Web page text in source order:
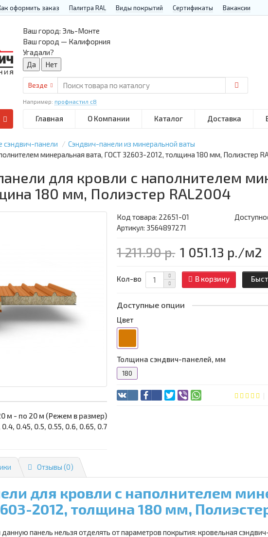
оформить заказ Палитра RAL Виды покрытий Сертификаты Вакансии
Ваш город: Эль-Монте
Ваш город — Калифорния
Угадали?
Везде
Например: профнастил с8
Главная О Компании Каталог Доставка
сэндвич-панели
Сэндвич-панели из минеральной ваты
минеральная вата, ГОСТ 32603-2012, толщина 180 мм, Полиэстер
для кровли с наполнителем
180 мм, Полиэстер RAL2004
м - по 20 м (Режем в размер)
0.45, 0.5, 0.55, 0.6, 0.65, 0.7
Код товара: 22651-01
Артикул: 3564897271
1 211.90 р. 1 051.13 р./м2
Кол-во В корзину
Доступные опции
Цвет
Толщина сэндвич-панелей, мм
180
Отзывы (0)
для кровли с наполнителем
2012, толщина 180 мм,
панель нельзя отделять от параметров покрытия: кровельная